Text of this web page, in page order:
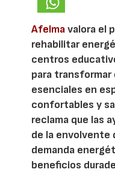
Afelmavalora el
rehabilitar
centros
para
esenciales en
confortables y
reclama que las
de la envolvente
demanda
beneficios